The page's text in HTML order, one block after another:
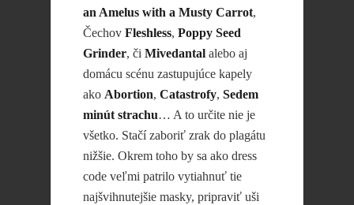
an Amelus with a Musty Carrot,
Čechov Fleshless, Poppy Seed
Grinder, či Mivedantal alebo aj
domácu scénu zastupujúce kapely
ako Abortion, Catastrofy, Sedem
minút strachu… A to určite nie je
všetko. Stačí zaboriť zrak do plagátu
nižšie. Okrem toho by sa ako dress
code veľmi patrilo vytiahnuť tie
najšvihnutejšie masky, pripraviť uši